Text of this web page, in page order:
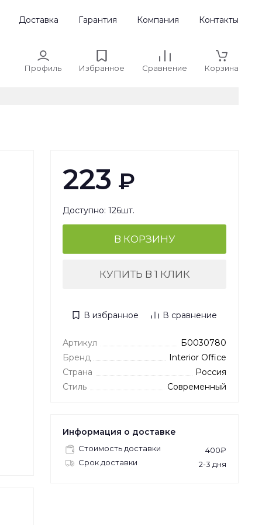
Доставка Гарантия Компания Контакты
Профиль Избранное Сравнение Корзина
223 ₽
Доступно: 126шт.
В КОРЗИНУ
КУПИТЬ В 1 КЛИК
В избранное В сравнение
Артикул
Б0030780
Бренд
Interior Office
Страна
Россия
Стиль
Современный
Информация о доставке
Стоимость доставки
400₽
Срок доставки
2-3 дня